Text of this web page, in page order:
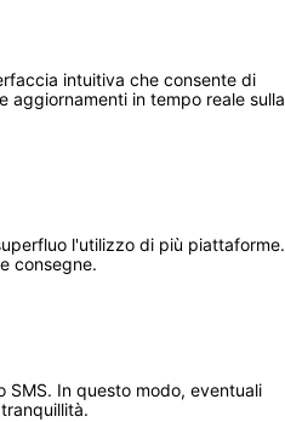
intuitiva che consente di
aggiornamenti in tempo reale sulla
l'utilizzo di più piattaforme.
consegne.
In questo modo, eventuali